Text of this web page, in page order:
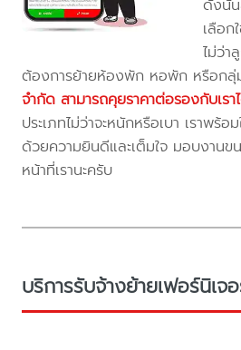
ดังนั้
เลือก
ไม่ว่า
ต้องการย้ายห้องพัก หอพัก หรือกลุ่
จำกัด สามารถคุยราคาต่อรองกับเรา
ประเภทไม่ว่าจะหนักหรือเบา เราพร้
ด้วยความยินดีและเต็มใจ มอบงานข
หน้าที่เรานะครับ
บริการรับจ้างย้ายเฟอร์นิเจ